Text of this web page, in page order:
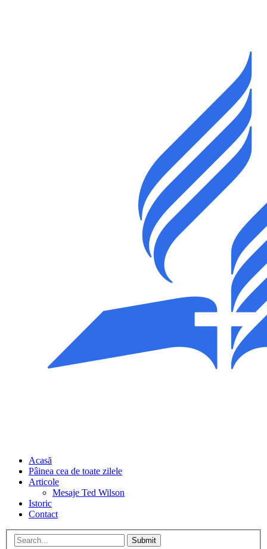
Acasă
Pâinea cea de toate zilele
Articole
Mesaje Ted Wilson
Istoric
Contact
Submit